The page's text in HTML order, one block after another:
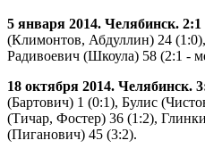
5 января 2014. Челябинск. 2:1
(Климонтов, Абдуллин) 24
Радивоевич (Шкоула) 58 (2:1 -
18 октября 2014. Челябинск.
(Бартович) 1 (0:1), Булис
(Тичар, Фостер) 36 (1:2),
(Пиганович) 45 (3:2).